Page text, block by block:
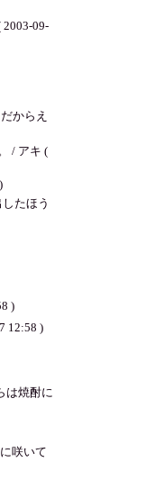
09-
からえ
/ アキ (
たほう
)
12:58 )
は焼酎に
咲いて